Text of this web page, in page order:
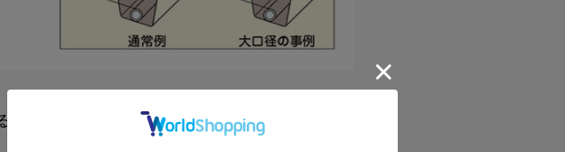
うになりましたが、それに伴い、埋設物の破損